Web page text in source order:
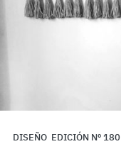
DISEÑO EDICIÓN Nº 180